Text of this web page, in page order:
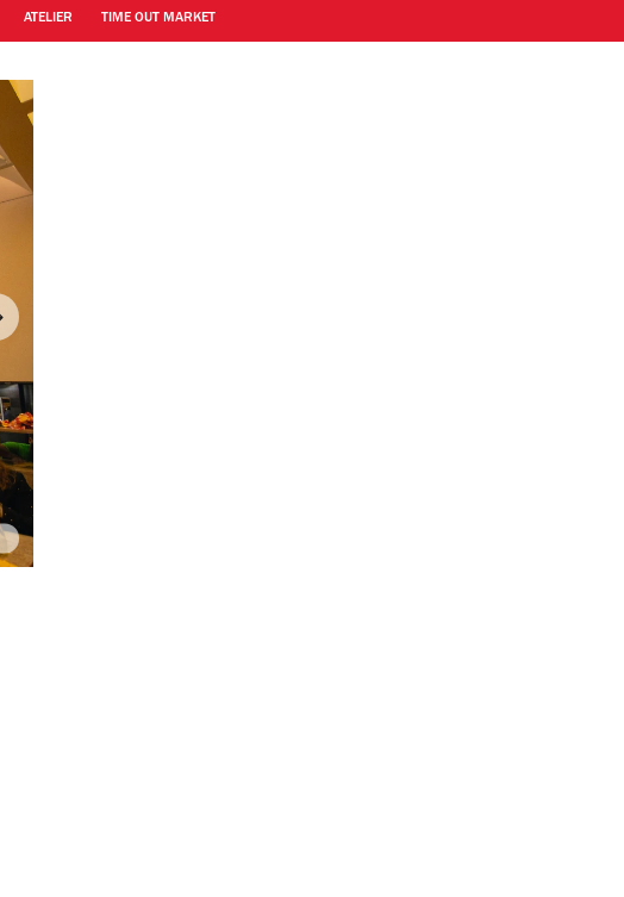
ATELIER TIME OUT MARKET